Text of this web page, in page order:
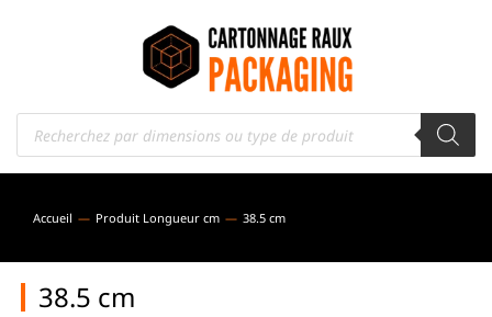
Vous êtes ici :
Accueil Produit Longueur cm 38.5 cm
38.5 cm